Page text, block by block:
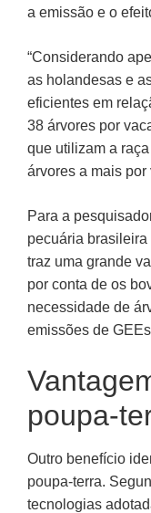
a emissão e o
“Considerando
as holandesas e
eficientes em
38 árvores por
que utilizam a
árvores a mais por
Para a
pecuária
traz uma grande
por conta de os
necessidade de
emissões de
poupa-
Outro benefício
poupa-terra.
tecnologias